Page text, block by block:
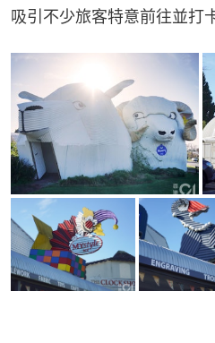
吸引不少旅客特意前往並打